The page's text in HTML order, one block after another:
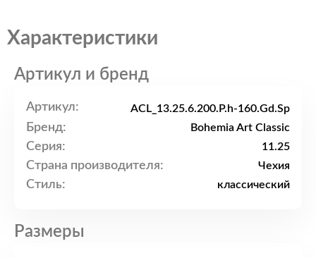
Характеристики
Артикул и бренд
Артикул: ACL_13.25.6.200.P.h-160.Gd.Sp
Бренд: Bohemia Art Classic
Серия: 11.25
Страна производителя: Чехия
Стиль: классический
Размеры